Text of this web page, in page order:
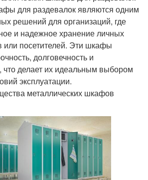
для раздевалок являются одним
решений для организаций, где
и надежное хранение личных
или посетителей. Эти шкафы
долговечность и
что делает их идеальным выбором
эксплуатации.
металлических шкафов